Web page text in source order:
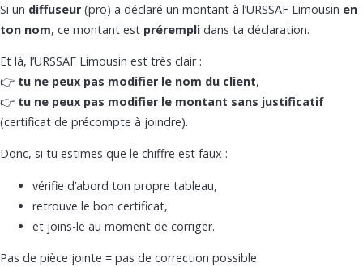
Si un diffuseur (pro) a déclaré un montant à l’URSSAF Limousin en
ton nom, ce montant est prérempli dans ta déclaration.
Et là, l’URSSAF Limousin est très clair :
👉 tu ne peux pas modifier le nom du client,
👉 tu ne peux pas modifier le montant sans justificatif
(certificat de précompte à joindre).
Donc, si tu estimes que le chiffre est faux :
vérifie d’abord ton propre tableau,
retrouve le bon certificat,
et joins-le au moment de corriger.
Pas de pièce jointe = pas de correction possible.